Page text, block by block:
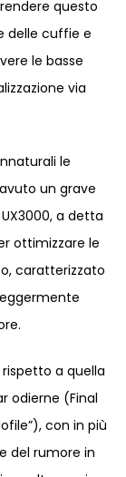
questo
delle cuffie e
le basse
via
le
un grave
a detta
ottimizzare le
caratterizzato
a quella
odierne (Final
con in più
del rumore in